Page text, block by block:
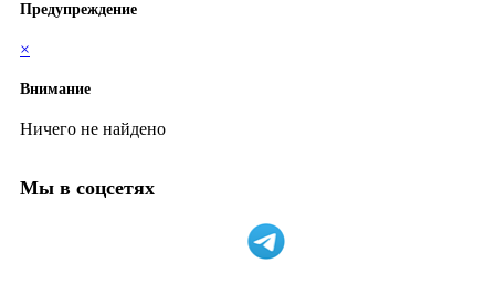
Предупреждение
×
Внимание
Ничего не найдено
Мы в соцсетях